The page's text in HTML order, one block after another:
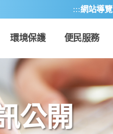
:::網站導覽
環境保護 便民服務
公開